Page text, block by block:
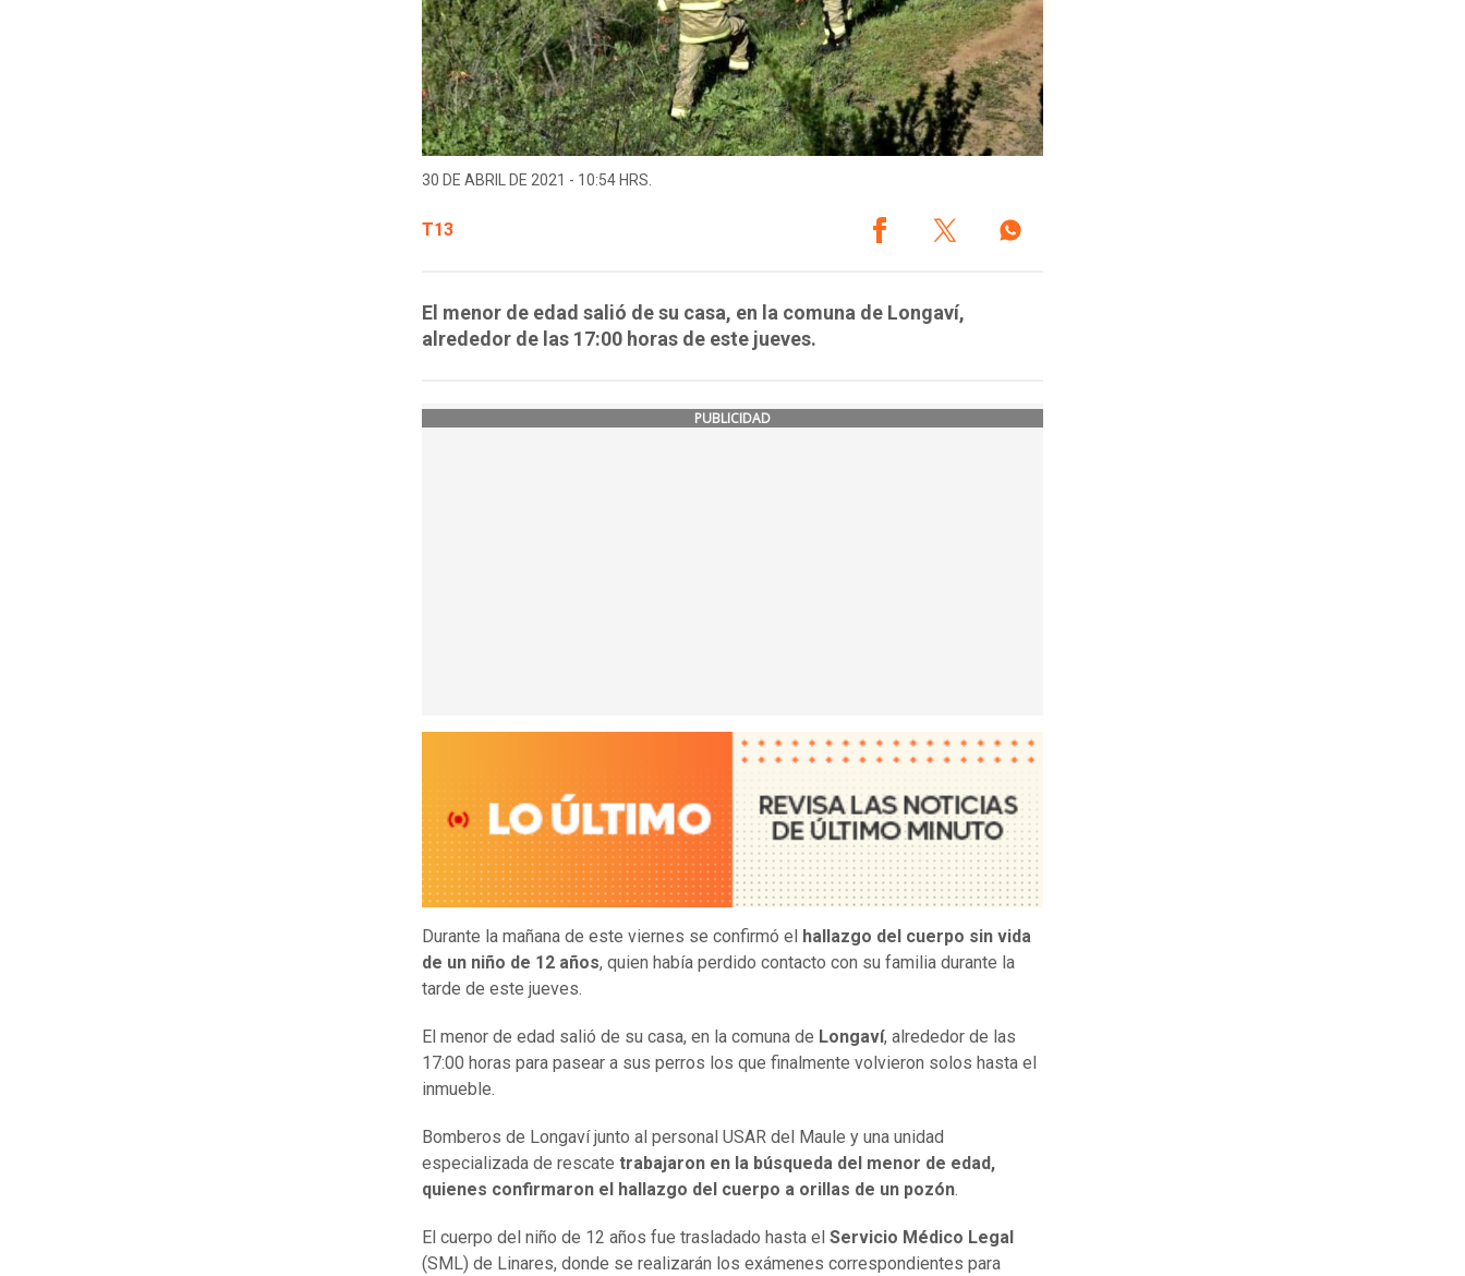
30 DE ABRIL DE 2021 - 10:54 HRS.
T13
El menor de edad salió de su casa, en la comuna de Longaví,
alrededor de las 17:00 horas de este jueves.
PUBLICIDAD
Durante la mañana de este viernes se confirmó el
hallazgo del cuerpo sin vida
de un niño de 12 años, quien había perdido contacto con su familia durante la
tarde de este jueves.
El menor de edad salió de su casa, en la comuna de Longaví, alrededor de las
17:00 horas para pasear a sus perros los que finalmente volvieron solos hasta el
inmueble.
Bomberos de Longaví junto al personal USAR del Maule y una unidad
especializada de rescate trabajaron en la búsqueda del menor de edad,
quienes confirmaron el hallazgo del cuerpo a orillas de un pozón.
El cuerpo del niño de 12 años fue trasladado hasta el Servicio Médico Legal
(SML) de Linares, donde se realizarán los exámenes correspondientes para